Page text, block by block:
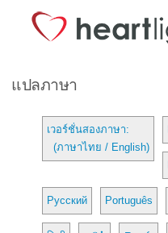
แปลภาษา
เวอร์ชั่นสองภาษา:
(ภาษาไทย / English)
Русский Português